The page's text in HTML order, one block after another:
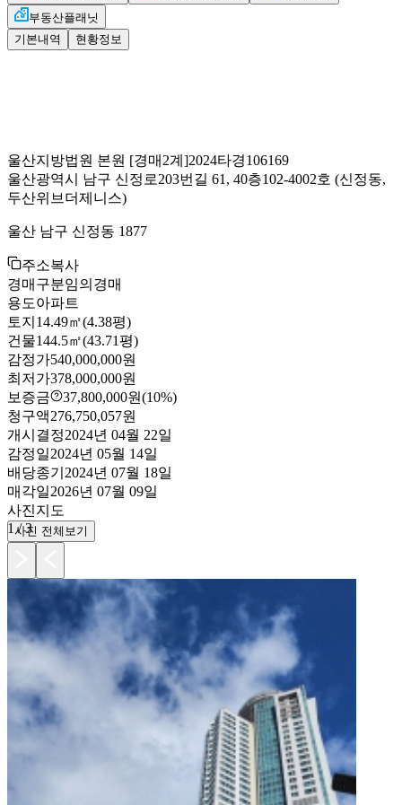
부동산플래닛
기본내역
현황정보
울산지방법원 본원 [경매2계]2024타경106169
울산광역시 남구 신정로203번길 61, 40층102-4002호 (신정동,
두산위브더제니스)
울산 남구 신정동 1877
주소복사
경매구분임의경매
용도아파트
토지 14.49㎡(4.38평)
건물144.5㎡(43.71평)
감정가540,000,000원
최저가378,000,000원
보증금
37,800,000원(10%)
청구액276,750,057원
개시결정2024년 04월 22일
감정일2024년 05월 14일
배당종기 2024년 07월 18일
매각일2026년 07월 09일
사진지도
1 /3
사진 전체보기